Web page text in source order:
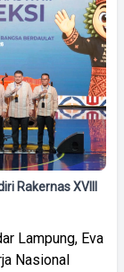
Rakernas XVIII
Lampung, Eva
Nasional